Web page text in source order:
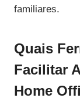
familiares.
Quais
Facilitar
Home